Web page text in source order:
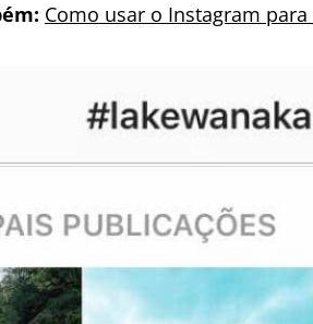
Como usar o Instagram